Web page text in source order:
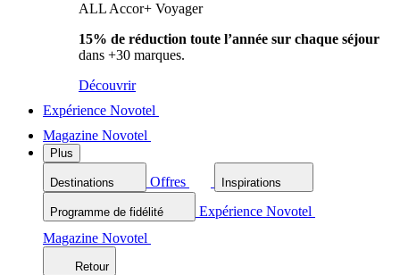
ALL Accor+ Voyager
15% de réduction toute l’année sur chaque séjour
dans +30 marques.
Découvrir
Expérience Novotel
Magazine Novotel
Plus
Destinations Offres Inspirations
Programme de fidélité
Expérience Novotel
Magazine Novotel
Retour